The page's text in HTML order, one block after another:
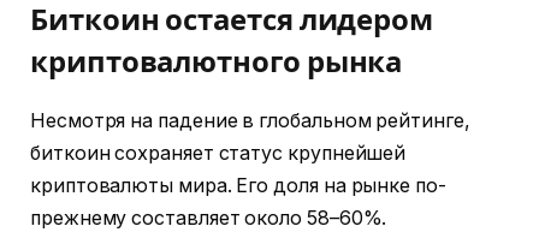
Биткоин остается лидером
криптовалютного рынка
Несмотря на падение в глобальном рейтинге,
биткоин сохраняет статус крупнейшей
криптовалюты мира. Его доля на рынке по-
прежнему составляет около 58–60%.